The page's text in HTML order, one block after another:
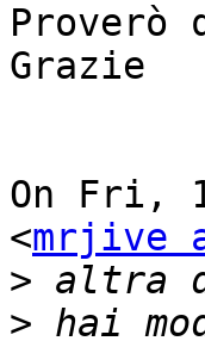
Proverò
Grazie
On Fri,
<mrjive
>
> hai